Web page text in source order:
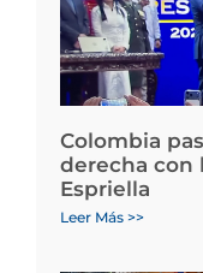
Colombia
derecha con
Espriella
Leer Más >>